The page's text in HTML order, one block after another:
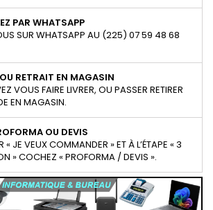
PAR WHATSAPP
SUR WHATSAPP AU (225) 07 59 48 68
RETRAIT EN MAGASIN
VOUS FAIRE LIVRER, OU PASSER RETIRER
EN MAGASIN.
OU DEVIS
« JE VEUX COMMANDER » ET À L’ÉTAPE « 3
» COCHEZ « PROFORMA / DEVIS ».